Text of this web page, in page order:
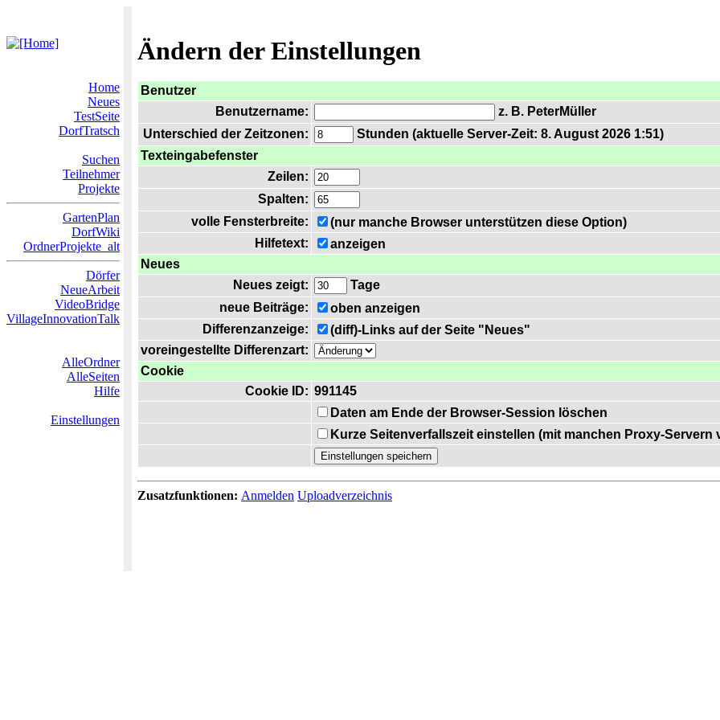
Ändern der Einstellungen
Home
Neues
TestSeite
DorfTratsch
Suchen
Teilnehmer
Projekte
GartenPlan
DorfWiki
OrdnerProjekte_alt
Dörfer
NeueArbeit
VideoBridge
VillageInnovationTalk
AlleOrdner
AlleSeiten
Hilfe
Einstellungen
Benutzer
Benutzername:
z. B. PeterMüller
Unterschied der Zeitzonen:
Stunden (aktuelle Server-Zeit: 8. August 2026 1:51)
Texteingabefenster
Zeilen:
Spalten:
volle Fensterbreite:
(nur manche Browser unterstützen diese Option)
Hilfetext:
anzeigen
Neues
Neues zeigt:
Tage
neue Beiträge:
oben anzeigen
Differenzanzeige:
(diff)-Links auf der Seite "Neues"
voreingestellte Differenzart:
Cookie
Cookie ID: 991145
Daten am Ende der Browser-Session löschen
Kurze Seitenverfallszeit einstellen (mit manchen Proxy-Servern
Zusatzfunktionen: Anmelden Uploadverzeichnis